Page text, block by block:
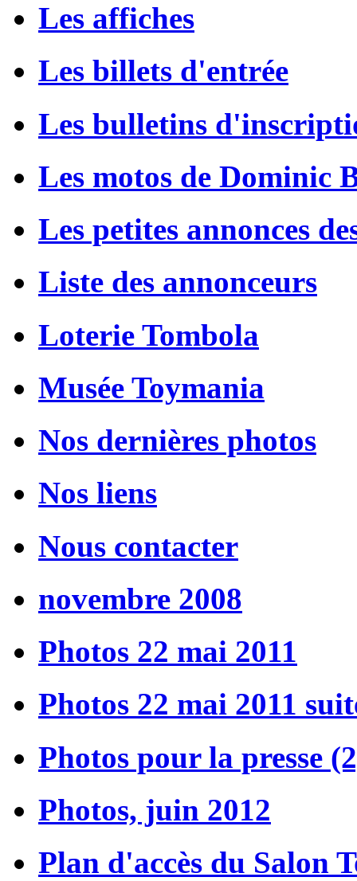
Les affiches
Les billets d'entrée
Les bulletins
Les motos de Dominic
Les petites annonces
Liste des annonceurs
Loterie Tombola
Musée Toymania
Nos dernières photos
Nos liens
Nous contacter
novembre 2008
Photos 22 mai 2011
Photos 22 mai 2011
Photos pour la presse
Photos, juin 2012
Plan d'accès du Salon